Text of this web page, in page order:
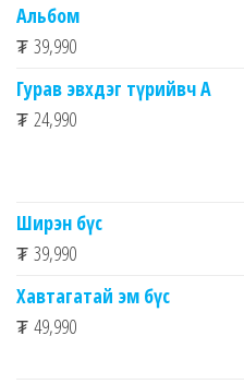
Альбом
₮ 39,990
Гурав эвхдэг түрийвч A
₮ 24,990
Ширэн бүс
₮ 39,990
Хавтагатай эм бүс
₮ 49,990